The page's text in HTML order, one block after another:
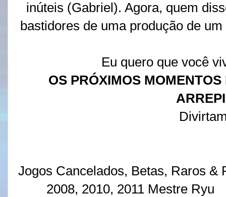
inúteis (Gabriel). Agora, quem
bastidores de uma produção de
Eu quero que você
OS PRÓXIMOS
Jogos Cancelados, Betas,
2008, 2010, 2011 Mestre Ryu